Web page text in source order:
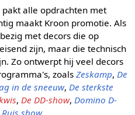
alle opdrachten met
maakt Kroon promotie. Als
met decors die op
zijn, maar die technisch
Zo ontwerpt hij veel decors
zoals Zeskamp, De
in de sneeuw, De sterkste
, De DD-show, Domino D-
show.